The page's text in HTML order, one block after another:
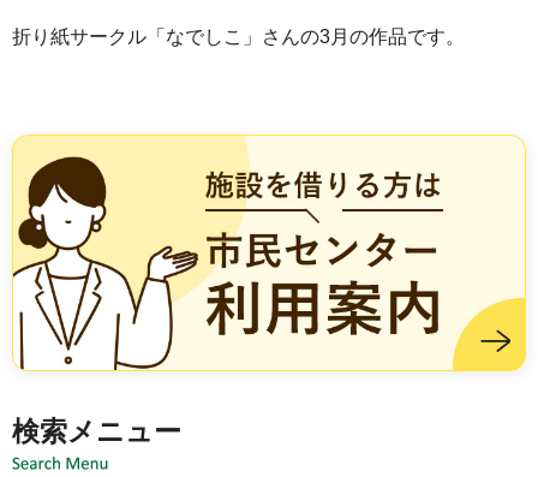
折り紙サークル「なでしこ」さんの3月の作品です。
検索メニュー